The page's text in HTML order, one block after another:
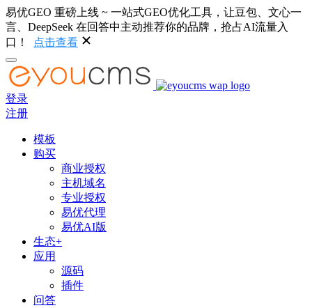
易优GEO 重磅上线 ~ 一站式GEO优化工具，让豆包、文心一
言、DeepSeek 在回答中主动推荐你的品牌，抢占AI流量入
口！
点击查看
登录
注册
模板
购买
商业授权
主机域名
专业授权
易优代理
易优AI版
生态+
应用
源码
插件
问答